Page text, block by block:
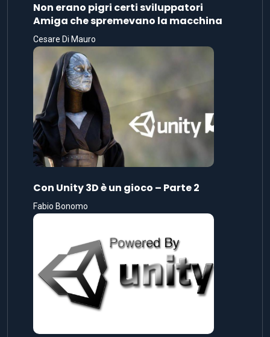
Non erano pigri certi sviluppatori
Amiga che spremevano la macchina
Cesare Di Mauro
Con Unity 3D è un gioco – Parte 2
Fabio Bonomo